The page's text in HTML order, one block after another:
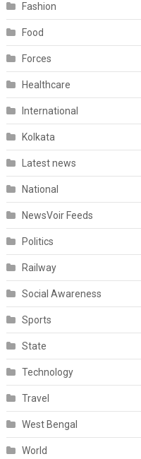
Fashion
Food
Forces
Healthcare
International
Kolkata
Latest news
National
NewsVoir Feeds
Politics
Railway
Social Awareness
Sports
State
Technology
Travel
West Bengal
World